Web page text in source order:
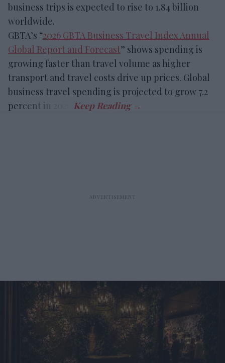
business trips is expected to rise to 1.84 billion
worldwide.
GBTA’s “2026 GBTA Business Travel Index Annual
Global Report and Forecast” shows spending is
growing faster than travel volume as higher
transport and travel costs drive up prices. Global
business travel spending is projected to grow 7.2
percent in 2026.